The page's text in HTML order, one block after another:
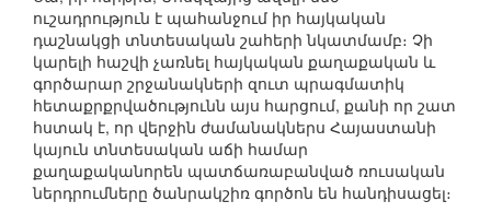
ուշադրություն է պահանջում իր հայկական
դաշնակցի տնտեսական շահերի նկատմամբ։ Չի
կարելի հաշվի չառնել հայկական քաղաքական և
գործարար շրջանակների զուտ պրագմատիկ
հետաքրքրվածությունն այս հարցում, քանի որ շատ
հստակ է, որ վերջին ժամանակներս Հայաստանի
կայուն տնտեսական աճի համար
քաղաքականորեն պատճառաբանված ռուսական
ներդրումները ծանրակշիռ գործոն են հանդիսացել։